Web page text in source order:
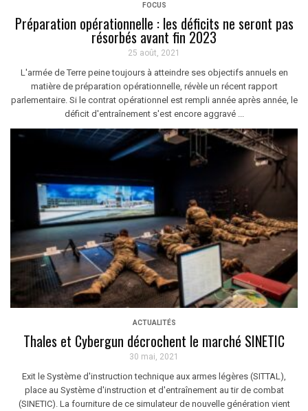
FOCUS
Préparation opérationnelle : les déficits ne seront pas
résorbés avant fin 2023
25 août, 2021
L'armée de Terre peine toujours à atteindre ses objectifs annuels en
matière de préparation opérationnelle, révèle un récent rapport
parlementaire. Si le contrat opérationnel est rempli année après année, le
déficit d'entraînement s'est encore aggravé ...
ACTUALITÉS
Thales et Cybergun décrochent le marché SINETIC
30 mai, 2021
Exit le Système d'instruction technique aux armes légères (SITTAL),
place au Système d'instruction et d'entraînement au tir de combat
(SINETIC). La fourniture de ce simulateur de nouvelle génération vient